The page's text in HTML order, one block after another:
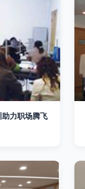
力职场腾飞